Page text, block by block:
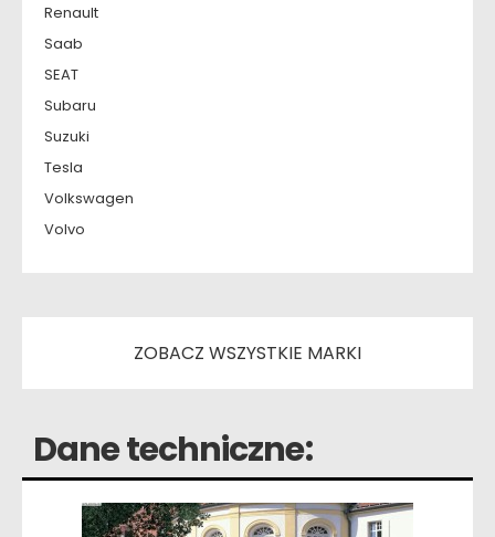
Renault
Saab
SEAT
Subaru
Suzuki
Tesla
Volkswagen
Volvo
ZOBACZ WSZYSTKIE MARKI
Dane techniczne: